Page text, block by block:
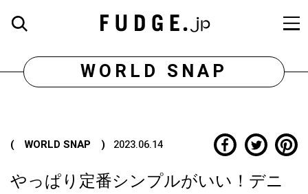
WORLD SNAP
( WORLD SNAP ) 2023.06.14
やっぱり定番シンプルがいい！デニ